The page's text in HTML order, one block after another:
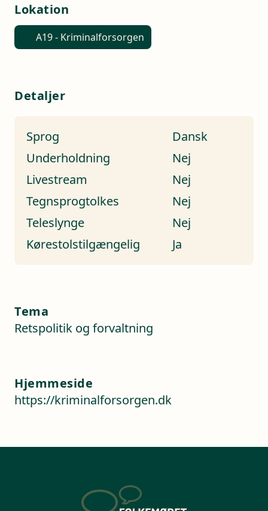
Lokation
A19 - Kriminalforsorgen
Detaljer
Sprog
Dansk
Underholdning
Nej
Livestream
Nej
Tegnsprogtolkes
Nej
Teleslynge
Nej
Kørestolstilgængelig
Ja
Tema
Retspolitik og forvaltning
Hjemmeside
https://kriminalforsorgen.dk